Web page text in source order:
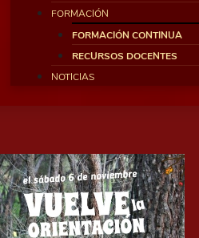
FORMACIÓN
FORMACIÓN CONTINUA
RECURSOS DOCENTES
NOTICIAS